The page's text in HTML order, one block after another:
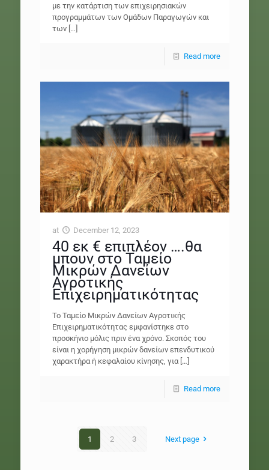
με την κατάρτιση των επιχειρησιακών
προγραμμάτων των Ομάδων Παραγωγών και
των[…]
Read more
at December 12, 2023
40 εκ € επιπλέον ….θα
μπουν στο Ταμείο
Μικρών Δανείων
Αγροτικής
Επιχειρηματικότητας
Το Ταμείο Μικρών Δανείων Αγροτικής
Επιχειρηματικότητας εμφανίστηκε στο
προσκήνιο μόλις πριν ένα χρόνο. Σκοπός του
είναι η χορήγηση μικρών δανείων επενδυτικού
χαρακτήρα ή κεφαλαίου κίνησης, για[…]
Read more
1 2 3 Next page